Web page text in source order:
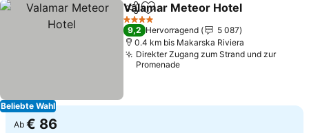
Beliebte Wahl
TeilenZu Favoriten hinzufügen
Valamar Meteor Hotel
4 Sterne
9,2 Hervorragend
5 087
0.4 km bis Makarska Riviera
Direkter Zugang zum Strand und zur
Promenade
Ab € 86